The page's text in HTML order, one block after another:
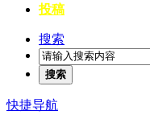
投稿
搜索
搜索
快捷导航